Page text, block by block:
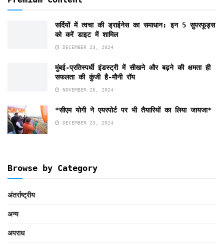
सर्दियों में त्वचा की ड्राईनेस का समाधान: इन 5 सुपरफूड्स
को करें डाइट में शामिल
DECEMBER 23, 2024
मुंबई-प्रतिस्पर्धी इंडस्ट्री में सीखने और बढ़ने की क्षमता ही
सफलता की कुंजी है-मौनी रॉय
NOVEMBER 26, 2024
*सीएम योगी ने एयरपोर्ट पर भी तैयारियों का लिया जायजा*
DECEMBER 23, 2024
Browse by Category
अंतर्राष्ट्रीय
अन्य
अपराध